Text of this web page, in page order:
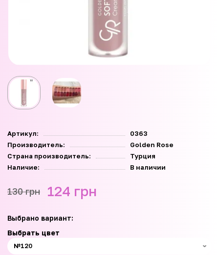
Артикул:
0363
Производитель:
Golden Rose
Страна производитель:
Турция
Наличие:
В наличии
130 грн 124 грн
Выбрано вариант:
Выбрать цвет